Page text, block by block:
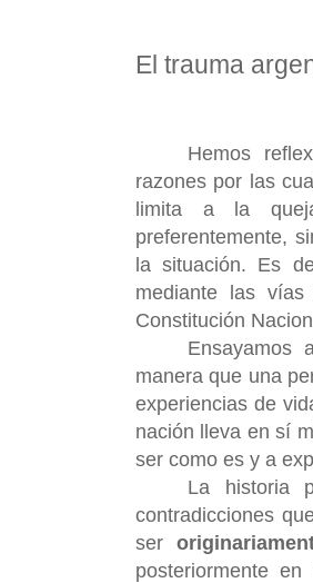
El trauma
Hemos
razones por las
limita a la
preferentemente,
la situación. Es
mediante las
Constitución
Ensayamos
manera que una
experiencias de
nación lleva en sí
ser como es y a
La historia
contradicciones
ser
posteriormente